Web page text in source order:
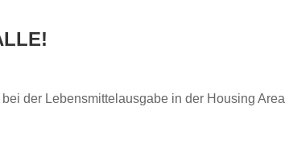
der Lebensmittelausgabe in der Housing Area